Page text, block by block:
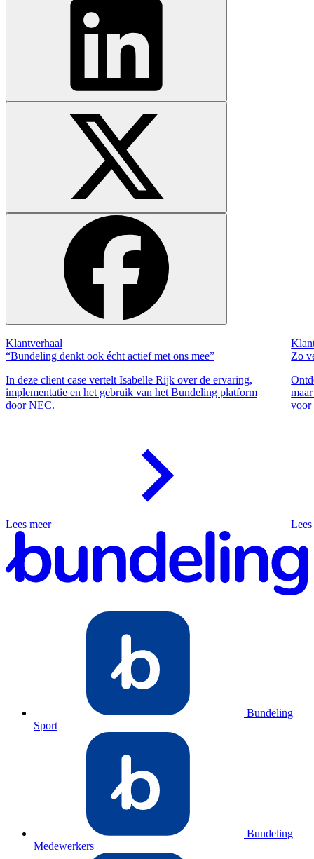
Klantverhaal
“Bundeling denkt ook écht actief met ons mee”
In deze client case vertelt Isabelle Rijk over de ervaring,
implementatie en het gebruik van het Bundeling platform
door NEC.
Lees meer
Zo
voor
Bundeling
Sport
Bundeling
Medewerkers